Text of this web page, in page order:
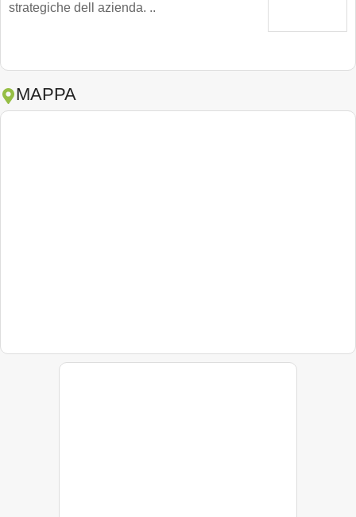
strategiche dell azienda. ..
MAPPA